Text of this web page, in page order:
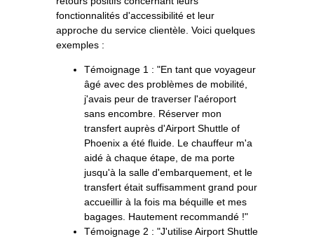
fonctionnalités d'accessibilité et leur
approche du service clientèle. Voici quelques
exemples :
Témoignage 1 : "En tant que voyageur
âgé avec des problèmes de mobilité,
j'avais peur de traverser l'aéroport
sans encombre. Réserver mon
transfert auprès d'Airport Shuttle of
Phoenix a été fluide. Le chauffeur m'a
aidé à chaque étape, de ma porte
jusqu'à la salle d'embarquement, et le
transfert était suffisamment grand pour
accueillir à la fois ma béquille et mes
bagages. Hautement recommandé !"
Témoignage 2 : "J'utilise Airport Shuttle